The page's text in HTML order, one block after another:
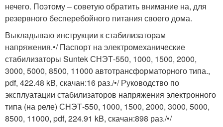
нечего. Поэтому – советую обратить внимание на, для
резервного бесперебойного питания своего дома.
Выкладываю инструкции к стабилизаторам
напряжения.•/ Паспорт на электромеханические
стабилизаторы Suntek СНЭТ-550, 1000, 1500, 2000,
3000, 5000, 8500, 11000 автотрансформаторного типа.,
pdf, 422.48 kB, скачан:16 раз./•/ Руководство по
эксплуатации стабилизаторов напряжения электронного
типа (на реле) СНЭТ-550, 1000, 1500, 2000, 3000, 5000,
8500, 11000, pdf, 224.91 kB, скачан:898 раз./•/